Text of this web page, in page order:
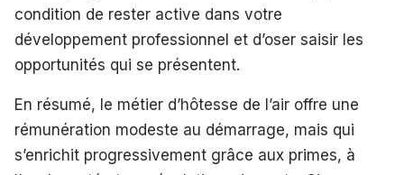
condition de rester active dans votre
développement professionnel et d’oser saisir les
opportunités qui se présentent.
En résumé, le métier d’hôtesse de l’air offre une
rémunération modeste au démarrage, mais qui
s’enrichit progressivement grâce aux primes, à